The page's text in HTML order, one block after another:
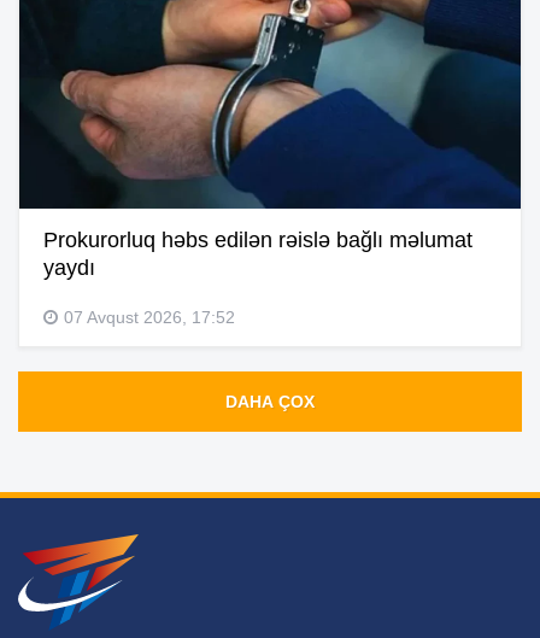
Prokurorluq həbs edilən rəislə bağlı məlumat
yaydı
07 Avqust 2026, 17:52
DAHA ÇOX